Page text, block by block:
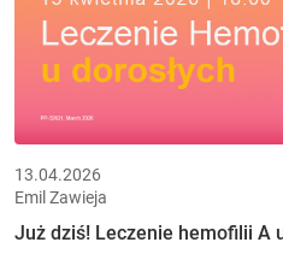
13.04.2026
Emil Zawieja
Już dziś! Leczenie hemofilii A